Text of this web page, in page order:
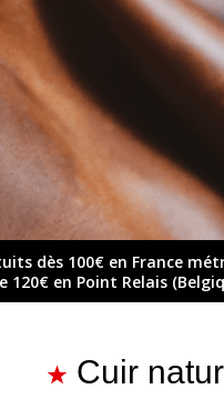
dès 100€ en France
en Point Relais
Cuir